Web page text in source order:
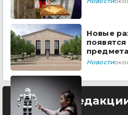
Новые
Новости
Выбор